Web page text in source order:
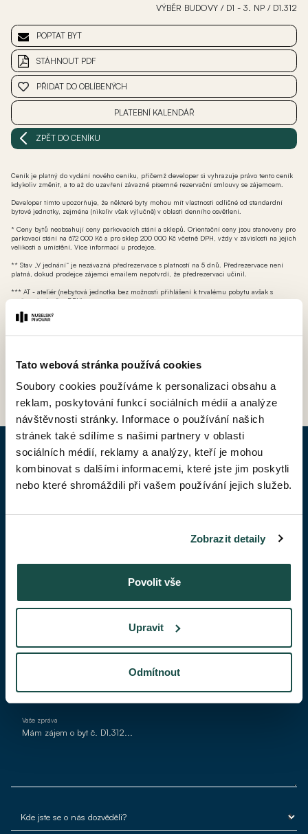
Tato webová stránka používá cookies
Soubory cookies používáme k personalizaci obsahu a
reklam, poskytování funkcí sociálních médií a analýze
návštěvnosti stránky. Informace o používání našich
stránek také sdílíme s našimi partnery v oblasti
sociálních médií, reklamy a analýzy, kteří je mohou
kombinovat s dalšími informacemi, které jste jim poskytli
nebo které shromáždili při vašem používání jejich služeb.
Zobrazit detaily
Povolit vše
Upravit
Odmítnout
VÝBĚR BUDOVY / D1 - 3. NP / D1.312
POPTAT BYT
STÁHNOUT PDF
PŘIDAT DO OBLÍBENÝCH
PLATEBNÍ KALENDÁŘ
ZPĚT DO CENÍKU
Ceník je platný do vydání nového ceníku, přičemž developer si vyhrazuje právo tento ceník
kdykoliv změnit, a to až do uzavření závazné písemné rezervační smlouvy se zájemcem.
Developer tímto upozorňuje, že některé byty mohou mít vlastnosti odlišné od standardní
bytové jednotky, zejména (nikoliv však výlučně) v oblasti denního osvětlení.
* Ceny bytů neobsahují ceny parkovacích stání a sklepů. Orientační ceny jsou stanoveny pro
parkovací stání na 672 000 Kč a pro sklep 200 000 Kč včetně DPH, vždy v závislosti na jejich
velikosti a umístění. Více informací u prodejce.
** Stav „V jednání“ je nezávazná předrezervace s platností na 5 dnů. Předrezervace není
platná, dokud prodejce zájemci emailem nepotvrdí, že předrezervaci učinil.
*** AT - ateliér (nebytová jednotka bez možnosti přihlášení k trvalému pobytu avšak s
možností odpočtu DPH).
POPTAT BYT
Vaše zpráva